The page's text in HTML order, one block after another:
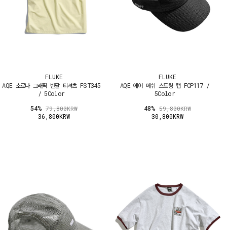
FLUKE
AQE 소로나 그래픽 반팔 티셔츠 FST345
/ 5Color
54% 79,800KRW
36,800KRW
FLUKE
AQE 에어 메쉬 스트링 캡 FCP117 /
5Color
48% 59,800KRW
30,800KRW